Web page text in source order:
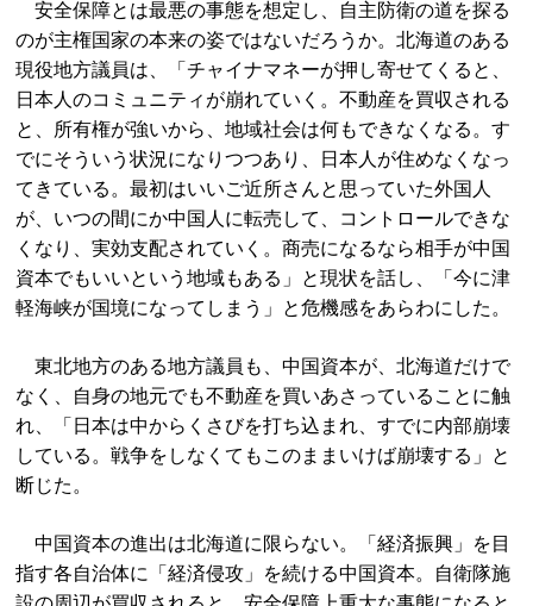
安全保障とは最悪の事態を想定し、自主防衛の道を探る
のが主権国家の本来の姿ではないだろうか。北海道のある
現役地方議員は、「チャイナマネーが押し寄せてくると、
日本人のコミュニティが崩れていく。不動産を買収される
と、所有権が強いから、地域社会は何もできなくなる。す
でにそういう状況になりつつあり、日本人が住めなくなっ
てきている。最初はいいご近所さんと思っていた外国人
が、いつの間にか中国人に転売して、コントロールできな
くなり、実効支配されていく。商売になるなら相手が中国
資本でもいいという地域もある」と現状を話し、「今に津
軽海峡が国境になってしまう」と危機感をあらわにした。
東北地方のある地方議員も、中国資本が、北海道だけで
なく、自身の地元でも不動産を買いあさっていることに触
れ、「日本は中からくさびを打ち込まれ、すでに内部崩壊
している。戦争をしなくてもこのままいけば崩壊する」と
断じた。
中国資本の進出は北海道に限らない。「経済振興」を目
指す各自治体に「経済侵攻」を続ける中国資本。自衛隊施